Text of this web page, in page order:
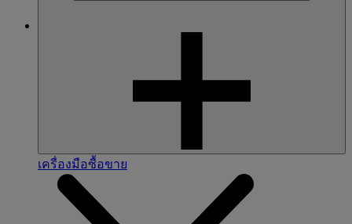
เครื่องมือซื้อขาย